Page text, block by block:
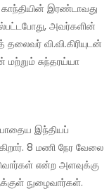
அவர்களின்
வி.வி.கிரியுடன்
சுந்தரய்யா
8 மணி நேர வேலை
என்ற அளவுக்கு
நுழைவார்கள்.